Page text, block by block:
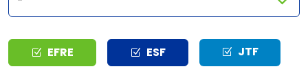
Typ EFRE ESF JTF